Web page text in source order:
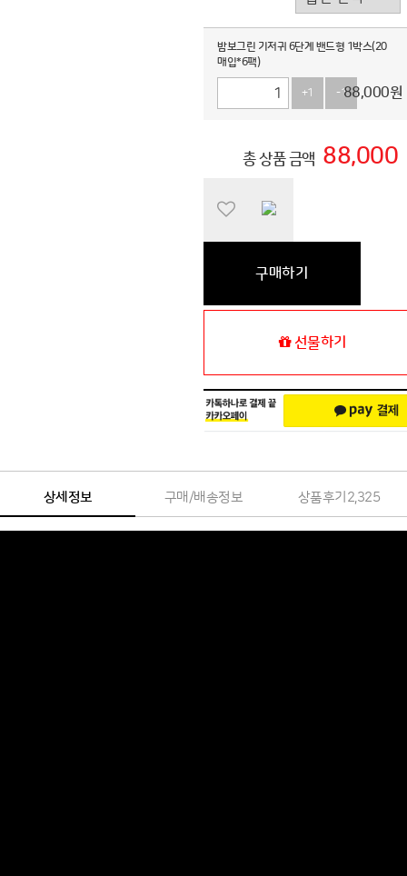
밤보그린 기저귀 6단계 밴드형 1박스(20
매입*6팩)
+1 -188,000원
총 상품 금액 88,000
구매하기
선물하기
상세정보 구매/배송정보 상품후기 2,325